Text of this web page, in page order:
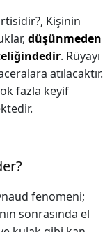
Kişinin
düşünmeden
. Rüyayı
atılacaktır.
fazla keyif
fenomeni;
sonrasında el